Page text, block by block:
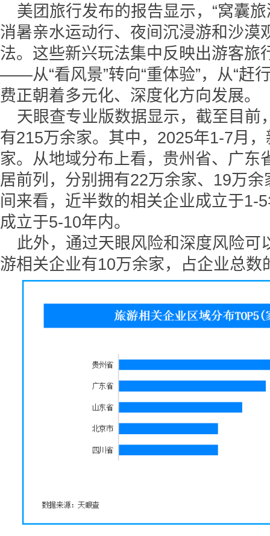
美团旅行发布的报告显示，“窝囊
消暑亲水运动行、夜间沉浸游和沙漠
法。这些新兴玩法集中反映出游客旅
——从“看风景”转向“重体验”，从“赶
费正朝着多元化、深度化方向发展。
天眼查专业版数据显示，截至目前
有215万余家。其中，2025年1-7月
家。从地域分布上看，贵州省、广东
居前列，分别拥有22万余家、19万
间来看，近半数的相关企业成立于1-
成立于5-10年内。
此外，通过天眼风险和深度风险可
游相关企业有10万余家，占企业总数